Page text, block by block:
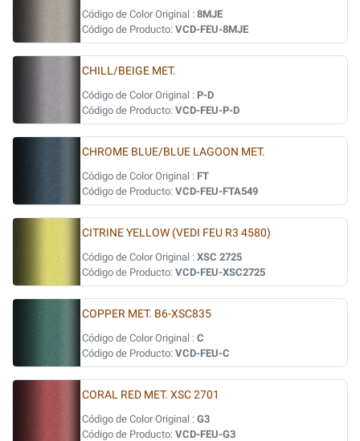
Código de Color Original : 8MJE
Código de Producto: VCD-FEU-8MJE
CHILL/BEIGE MET.
Código de Color Original : P-D
Código de Producto: VCD-FEU-P-D
CHROME BLUE/BLUE LAGOON MET.
Código de Color Original : FT
Código de Producto: VCD-FEU-FTA549
CITRINE YELLOW (VEDI FEU R3 4580)
Código de Color Original : XSC 2725
Código de Producto: VCD-FEU-XSC2725
COPPER MET. B6-XSC835
Código de Color Original : C
Código de Producto: VCD-FEU-C
CORAL RED MET. XSC 2701
Código de Color Original : G3
Código de Producto: VCD-FEU-G3